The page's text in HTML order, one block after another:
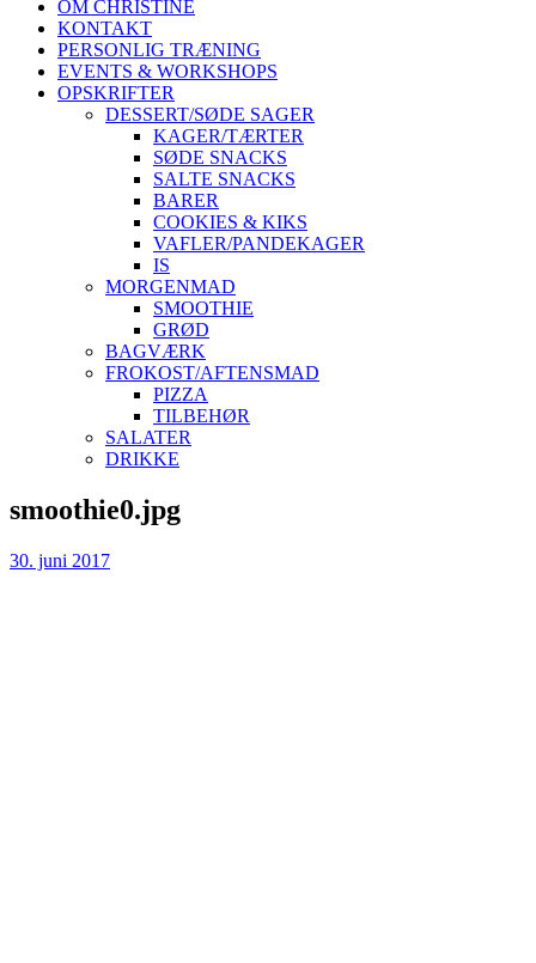
OM CHRISTINE
KONTAKT
PERSONLIG TRÆNING
EVENTS & WORKSHOPS
OPSKRIFTER
DESSERT/SØDE SAGER
KAGER/TÆRTER
SØDE SNACKS
SALTE SNACKS
BARER
COOKIES & KIKS
VAFLER/PANDEKAGER
IS
MORGENMAD
SMOOTHIE
GRØD
BAGVÆRK
FROKOST/AFTENSMAD
PIZZA
TILBEHØR
SALATER
DRIKKE
Skip
to
smoothie0.jpg
30. juni 2017